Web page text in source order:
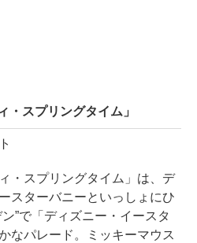
・スプリングタイム」
・スプリングタイム」は、デ
スターバニーといっしょにひ
”で「ディズニー・イースタ
なパレード。ミッキーマウス